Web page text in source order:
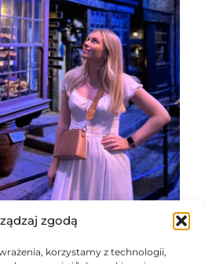
zgodą
korzystamy z technologii,